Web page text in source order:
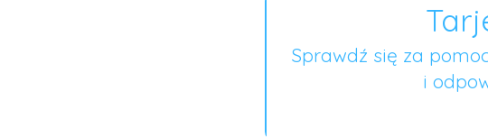
Sprawdź się za
i